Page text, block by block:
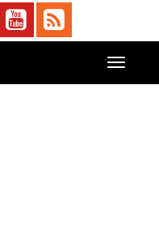
Toggle